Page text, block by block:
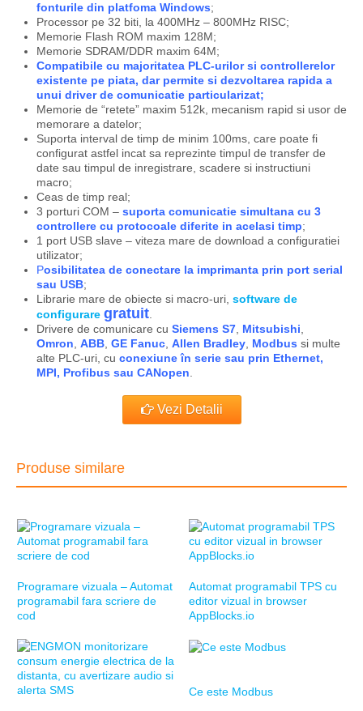
fonturile din platfoma Windows;
Processor pe 32 biti, la 400MHz – 800MHz RISC;
Memorie Flash ROM maxim 128M;
Memorie SDRAM/DDR maxim 64M;
Compatibile cu majoritatea PLC-urilor si controllerelor
existente pe piata, dar permite si dezvoltarea rapida a
unui driver de comunicatie particularizat;
Memorie de “retete” maxim 512k, mecanism rapid si usor de
memorare a datelor;
Suporta interval de timp de minim 100ms, care poate fi
configurat astfel incat sa reprezinte timpul de transfer de
date sau timpul de inregistrare, scadere si instructiuni
macro;
Ceas de timp real;
3 porturi COM – suporta comunicatie simultana cu 3
controllere cu protocoale diferite in acelasi timp;
1 port USB slave – viteza mare de download a configuratiei
utilizator;
Posibilitatea de conectare la imprimanta prin port serial
sau USB;
Librarie mare de obiecte si macro-uri, software de
configurare gratuit
Drivere de comunicare cu Siemens S7 Mitsubishi
Omron ABB GE Fanuc Allen Bradley Modbus si multe
alte PLC-uri, cu conexiune în serie sau prin Ethernet,
MPI, Profibus sau CANopen
Vezi Detalii
Produse similare
Programare vizuala – Automat
programabil fara scriere de
cod
Automat programabil TPS cu
editor vizual in browser
AppBlocks.io
Ce este Modbus